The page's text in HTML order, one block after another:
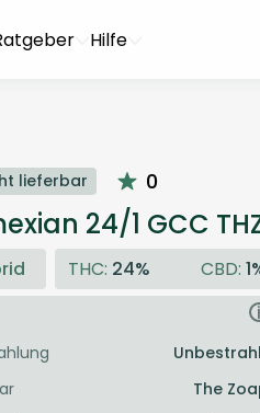
Hilfe
lieferbar 0
24/1 GCC
THC: 24% CBD:
i
The